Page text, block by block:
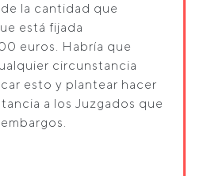
la cantidad que
está fijada
euros. Habría que
circunstancia
esto y plantear hacer
a los Juzgados que